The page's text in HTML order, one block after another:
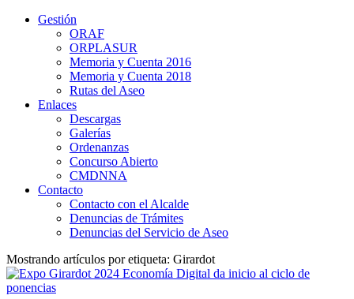
Gestión
ORAF
ORPLASUR
Memoria y Cuenta 2016
Memoria y Cuenta 2018
Rutas del Aseo
Enlaces
Descargas
Galerías
Ordenanzas
Concurso Abierto
CMDNNA
Contacto
Contacto con el Alcalde
Denuncias de Trámites
Denuncias del Servicio de Aseo
Mostrando artículos por etiqueta: Girardot